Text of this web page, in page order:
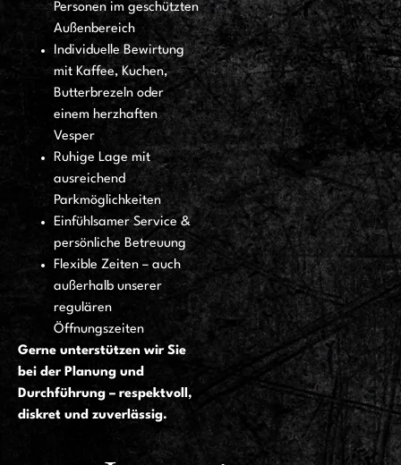
Personen im geschützten
Außenbereich
Individuelle Bewirtung
mit Kaffee, Kuchen,
Butterbrezeln oder
einem herzhaften
Vesper
Ruhige Lage mit
ausreichend
Parkmöglichkeiten
Einfühlsamer Service &
persönliche Betreuung
Flexible Zeiten – auch
außerhalb unserer
regulären
Öffnungszeiten
Gerne unterstützen wir Sie
bei der Planung und
Durchführung – respektvoll,
diskret und zuverlässig.